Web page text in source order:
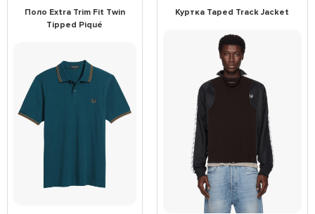
Поло Extra Trim Fit Twin
Tipped Piqué
Куртка Taped Track Jacket